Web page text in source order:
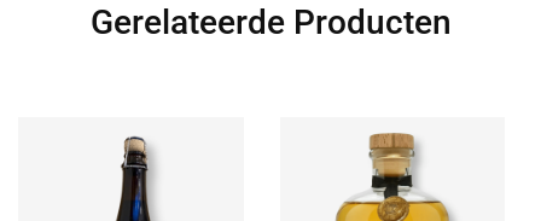
Gerelateerde Producten